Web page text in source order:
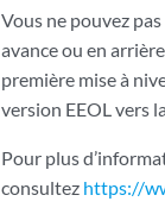
Vous ne pouvez
avance ou en
première mise à
version EEOL vers
Pour plus
consultez https://